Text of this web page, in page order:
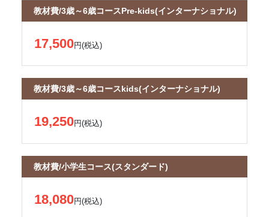
教材費/3歳～6歳コースPre-kids(インターナショナル)
17,500円(税込)
教材費/3歳～6歳コースkids(インターナショナル)
19,250円(税込)
教材費/小学生コース(スタンダード)
18,080円(税込)